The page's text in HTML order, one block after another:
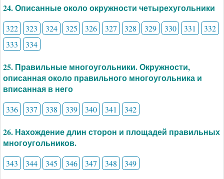
24. Описанные около окружности четырехугольники
322 323 324 325 326 327 328 329 330 331
332
333
334
25. Правильные многоугольники. Окружности,
описанная около правильного многоугольника и
вписанная в него
336 337 338 339 340 341 342
26. Нахождение длин сторон и площадей правильных
многоугольников.
343 344 345 346 347 348 349